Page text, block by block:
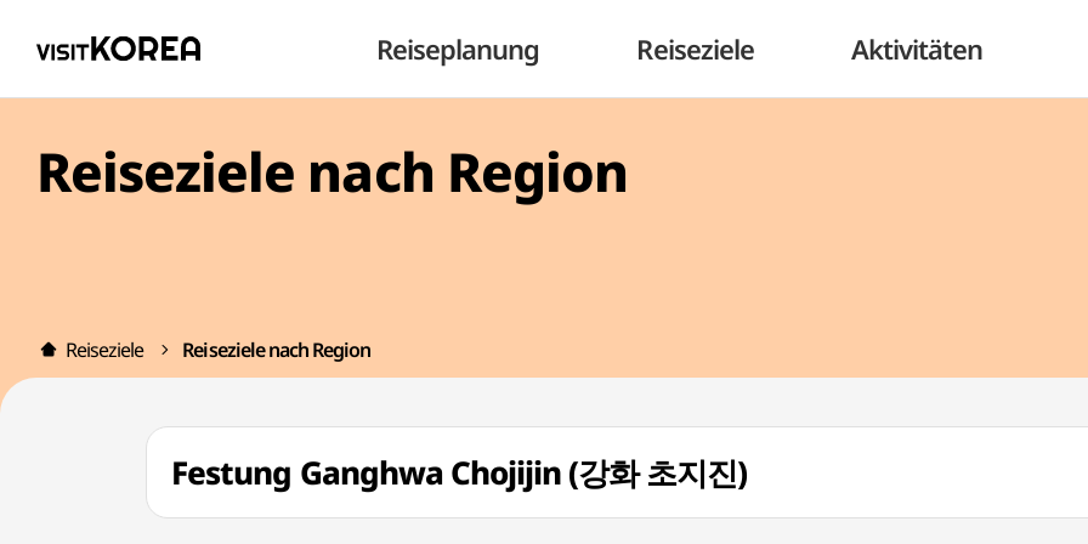
Reiseplanung Reiseziele Aktivitäten
Reiseziele nach Region
Reiseziele Reiseziele nach Region
Festung Ganghwa Chojijin (강화 초지진)